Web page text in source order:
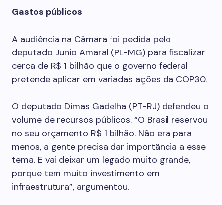
Gastos públicos
A audiência na Câmara foi pedida pelo
deputado Junio Amaral (PL-MG) para fiscalizar
cerca de R$ 1 bilhão que o governo federal
pretende aplicar em variadas ações da COP30.
O deputado Dimas Gadelha (PT-RJ) defendeu o
volume de recursos públicos. “O Brasil reservou
no seu orçamento R$ 1 bilhão. Não era para
menos, a gente precisa dar importância a esse
tema. E vai deixar um legado muito grande,
porque tem muito investimento em
infraestrutura”, argumentou.